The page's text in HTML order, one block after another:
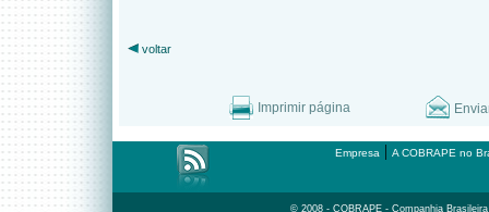
voltar
Imprimir página
Empresa | A COBRAPE no
© 2008 - COBRAPE - Companhia